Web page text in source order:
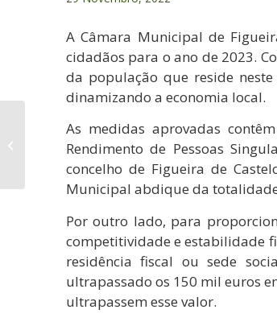
A Câmara Municipal de
cidadãos para o ano de 2023.
da população que reside
dinamizando a economia local.
As medidas aprovadas
Rendimento de Pessoas
concelho de Figueira de
Municipal abdique da
Por outro lado, para
competitividade e estabilidade
residência fiscal ou sede
ultrapassado os 150 mil euros
ultrapassem esse valor.
Presidente da Câmara
para a Televisão La 8
de Salamanca